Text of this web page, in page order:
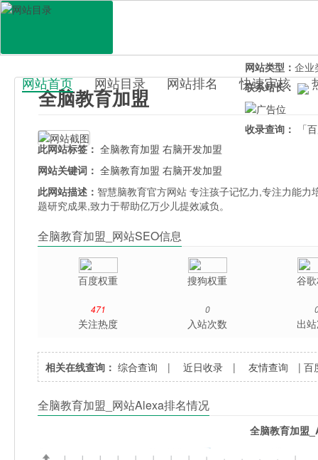
百科目录
网站首页 网站目录 网站排名 快速审核
全脑教育加盟
网站类型： 企业
联系站长：
收录查询：
「
此网站标签： 全脑教育加盟 右脑开发加盟
网站关键词： 全脑教育加盟 右脑开发加盟
此网站描述： 智慧脑教育官方网站 专注孩子记忆力,专注力能
题研究成果,致力于帮助亿万少儿提效减负。
全脑教育加盟_网站SEO信息
百度权重 搜狗权重 谷
471
关注热度
0
入站次数 出
相关在线查询： 综合查询 |近日收录 |友情查询 |百
全脑教育加盟_网站Alexa排名情况
全脑教育加盟